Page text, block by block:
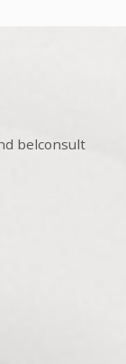
belconsult